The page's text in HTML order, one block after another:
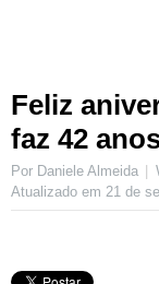
Feliz
faz 42
Por Daniele Almeida
Atualizado em 21 de